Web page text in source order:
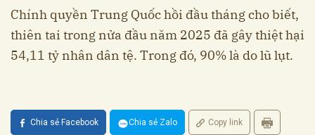
Chính quyền Trung Quốc hồi đầu tháng cho biết,
thiên tai trong nửa đầu năm 2025 đã gây thiệt hại
54,11 tỷ nhân dân tệ. Trong đó, 90% là do lũ lụt.
Chia sẻ Facebook Chia sẻ Zalo Copy link